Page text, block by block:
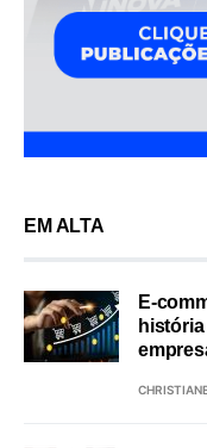
EM ALTA
E-
história